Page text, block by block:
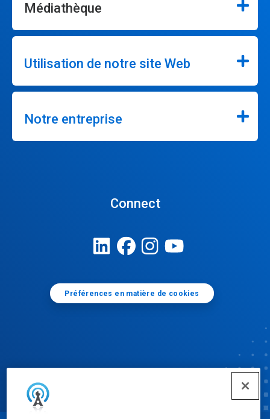
Médiathèque
Utilisation de notre site Web
Notre entreprise
Connect
Préférences en matière de cookies